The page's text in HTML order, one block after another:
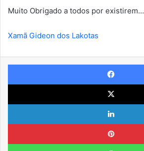
Muito Obrigado a todos por existirem…
Xamã Gideon dos Lakotas